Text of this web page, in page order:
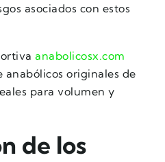
asociados con estos
anabolicosx.com
originales de
para volumen y
de los